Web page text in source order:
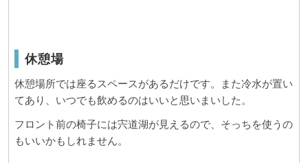
休憩場
休憩場所では座るスペースがあるだけです。また冷水が置い
てあり、いつでも飲めるのはいいと思いまいした。
フロント前の椅子には宍道湖が見えるので、そっちを使うの
もいいかもしれません。